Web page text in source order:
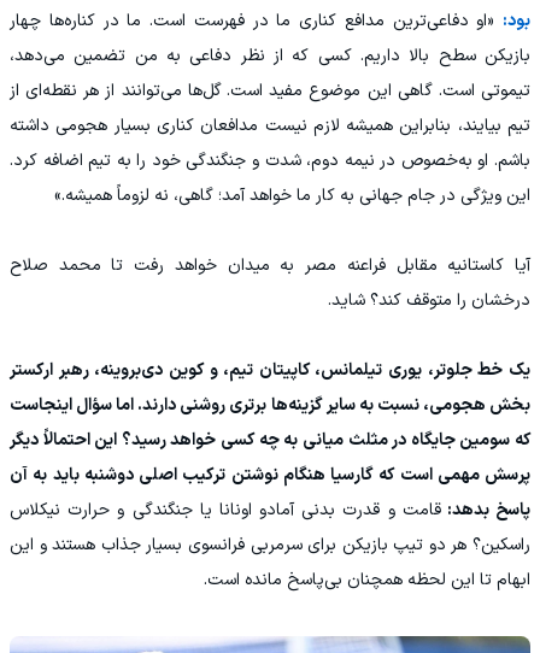
بود: «او دفاعی‌ترین مدافع کناری ما در فهرست است. ما در کناره‌ها چهار
بازیکن سطح بالا داریم. کسی که از نظر دفاعی به من تضمین می‌دهد،
تیموتی است. گاهی این موضوع مفید است. گل‌ها می‌توانند از هر نقطه‌ای از
تیم بیایند، بنابراین همیشه لازم نیست مدافعان کناری بسیار هجومی داشته
باشم. او به‌خصوص در نیمه دوم، شدت و جنگندگی خود را به تیم اضافه کرد.
این ویژگی در جام جهانی به کار ما خواهد آمد؛ گاهی، نه لزوماً همیشه.»
آیا کاستانیه مقابل فراعنه مصر به میدان خواهد رفت تا محمد صلاح
درخشان را متوقف کند؟ شاید.
یک خط جلوتر، یوری تیلمانس، کاپیتان تیم، و کوین دی‌بروینه، رهبر ارکستر
بخش هجومی، نسبت به سایر گزینه‌ها برتری روشنی دارند. اما سؤال اینجاست
که سومین جایگاه در مثلث میانی به چه کسی خواهد رسید؟ این احتمالاً دیگر
پرسش مهمی است که گارسیا هنگام نوشتن ترکیب اصلی دوشنبه باید به آن
پاسخ بدهد:قامت و قدرت بدنی آمادو اونانا یا جنگندگی و حرارت نیکلاس
راسکین؟ هر دو تیپ بازیکن برای سرمربی فرانسوی بسیار جذاب هستند و این
ابهام تا این لحظه همچنان بی‌پاسخ مانده است.